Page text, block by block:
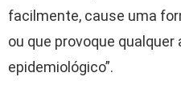
facilmente, cause uma
ou que provoque
epidemiológico”.